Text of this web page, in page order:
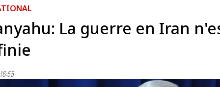
La guerre en Iran